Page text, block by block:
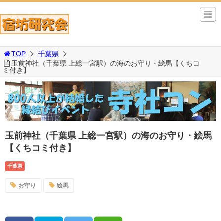
TOP
千葉県
玉前神社（千葉県 上総一宮駅）の海のお守り・絵馬【くちコ
ミ付き】
玉前神社（千葉県 上総一宮駅）の海のお守り・絵馬
【くちコミ付き】
千葉県
お守り 絵馬